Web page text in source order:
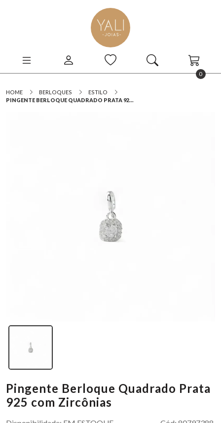
0
HOME BERLOQUES
ESTILO
PINGENTE BERLOQUE QUADRADO PRATA 92...
Pingente Berloque Quadrado Prata
925 com Zircônias